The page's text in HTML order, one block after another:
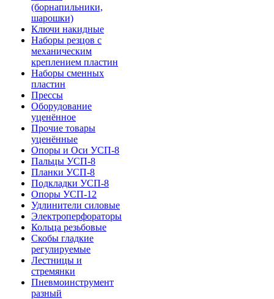
(борнапильники,
шарошки)
Ключи накидные
Наборы резцов с
механическим
креплением пластин
Наборы сменных
пластин
Прессы
Оборудование
уценённое
Прочие товары
уценённые
Опоры и Оси УСП-8
Пальцы УСП-8
Планки УСП-8
Подкладки УСП-8
Опоры УСП-12
Удлинители силовые
Электроперфораторы
Кольца резьбовые
Скобы гладкие
регулируемые
Лестницы и
стремянки
Пневмоинструмент
разный